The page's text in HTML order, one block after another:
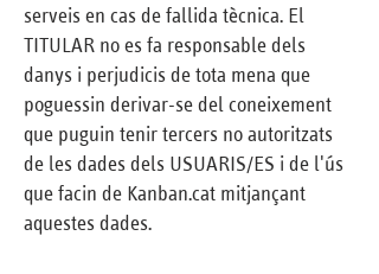
serveis en cas de fallida tècnica. El
TITULAR no es fa responsable dels
danys i perjudicis de tota mena que
poguessin derivar-se del coneixement
que puguin tenir tercers no autoritzats
de les dades dels USUARIS/ES i de l'ús
que facin de Kanban.cat mitjançant
aquestes dades.